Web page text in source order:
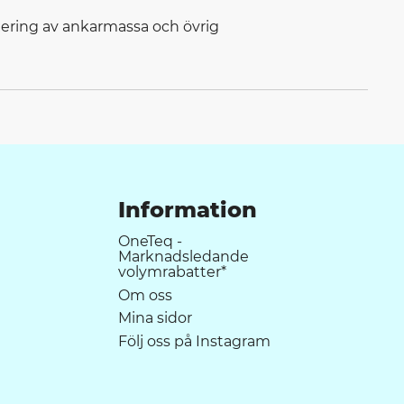
av ankarmassa och övrig
Information
OneTeq -
Marknadsledande
volymrabatter*
Om oss
Mina sidor
Följ oss på Instagram